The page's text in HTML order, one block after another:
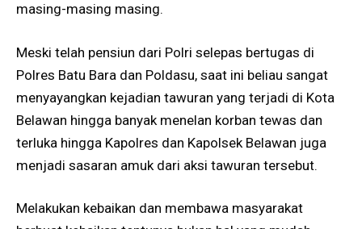
masing-masing masing.
Meski telah pensiun dari Polri selepas bertugas di
Polres Batu Bara dan Poldasu, saat ini beliau sangat
menyayangkan kejadian tawuran yang terjadi di Kota
Belawan hingga banyak menelan korban tewas dan
terluka hingga Kapolres dan Kapolsek Belawan juga
menjadi sasaran amuk dari aksi tawuran tersebut.
Melakukan kebaikan dan membawa masyarakat